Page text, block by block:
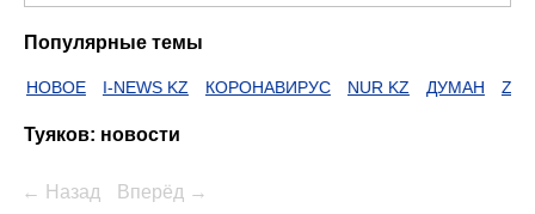
Популярные темы
I-NEWS KZ КОРОНАВИРУС NUR KZ ДУМАН ZAKON
Туяков: новости
← Назад Вперёд →